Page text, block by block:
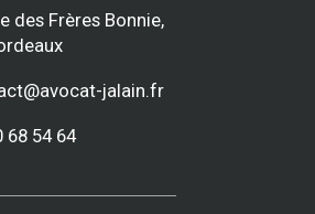
des Frères Bonnie,
jalain.fr
68 54 64